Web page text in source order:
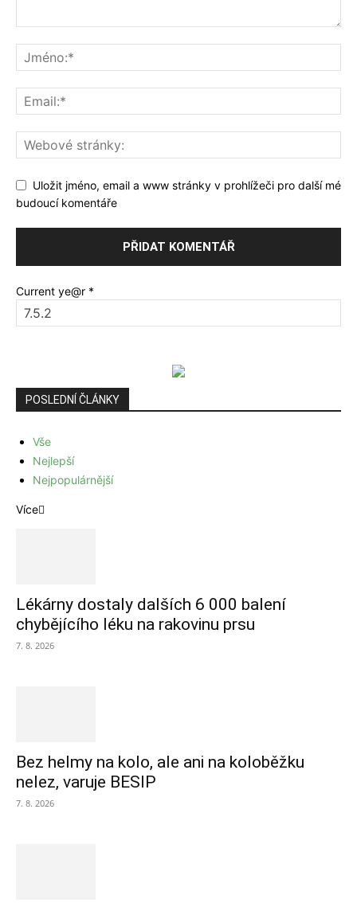
Uložit jméno, email a www stránky v prohlížeči pro další mé
budoucí komentáře
Current ye@r *
POSLEDNÍ ČLÁNKY
Vše
Nejlepší
Nejpopulárnější
Více
Lékárny dostaly dalších 6 000 balení
chybějícího léku na rakovinu prsu
7. 8. 2026
Bez helmy na kolo, ale ani na koloběžku
nelez, varuje BESIP
7. 8. 2026